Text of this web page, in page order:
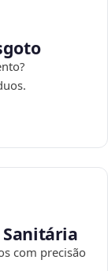
com precisão